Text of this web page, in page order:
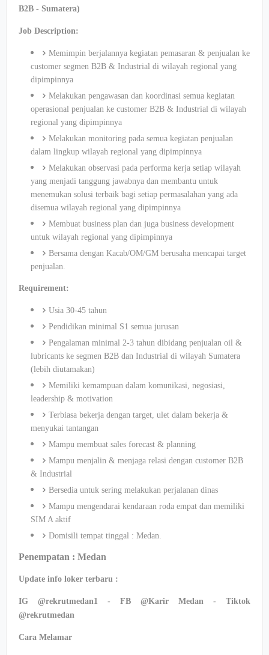
B2B - Sumatera)
Job Description:
Memimpin berjalannya kegiatan pemasaran & penjualan ke
customer segmen B2B & Industrial di wilayah regional yang
dipimpinnya
Melakukan pengawasan dan koordinasi semua kegiatan
operasional penjualan ke customer B2B & Industrial di wilayah
regional yang dipimpinnya
Melakukan monitoring pada semua kegiatan penjualan
dalam lingkup wilayah regional yang dipimpinnya
Melakukan observasi pada performa kerja setiap wilayah
yang menjadi tanggung jawabnya dan membantu untuk
menemukan solusi terbaik bagi setiap permasalahan yang ada
disemua wilayah regional yang dipimpinnya
Membuat business plan dan juga business development
untuk wilayah regional yang dipimpinnya
Bersama dengan Kacab/OM/GM berusaha mencapai target
penjualan.
Requirement:
Usia 30-45 tahun
Pendidikan minimal S1 semua jurusan
Pengalaman minimal 2-3 tahun dibidang penjualan oil &
lubricants ke segmen B2B dan Industrial di wilayah Sumatera
(lebih diutamakan)
Memiliki kemampuan dalam komunikasi, negosiasi,
leadership & motivation
Terbiasa bekerja dengan target, ulet dalam bekerja &
menyukai tantangan
Mampu membuat sales forecast & planning
Mampu menjalin & menjaga relasi dengan customer B2B
& Industrial
Bersedia untuk sering melakukan perjalanan dinas
Mampu mengendarai kendaraan roda empat dan memiliki
SIM A aktif
Domisili tempat tinggal : Medan.
Penempatan : Medan
Update info loker terbaru :
IG @rekrutmedan1 - FB @Karir Medan - Tiktok
@rekrutmedan
Cara Melamar